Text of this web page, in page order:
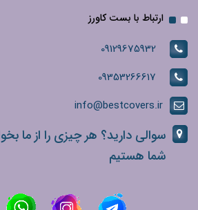
ارتباط با بست کاورز
09129675932
09353266617
info@bestcovers.ir
سوالی دارید؟ هر چیزی را از ما
شما هستیم